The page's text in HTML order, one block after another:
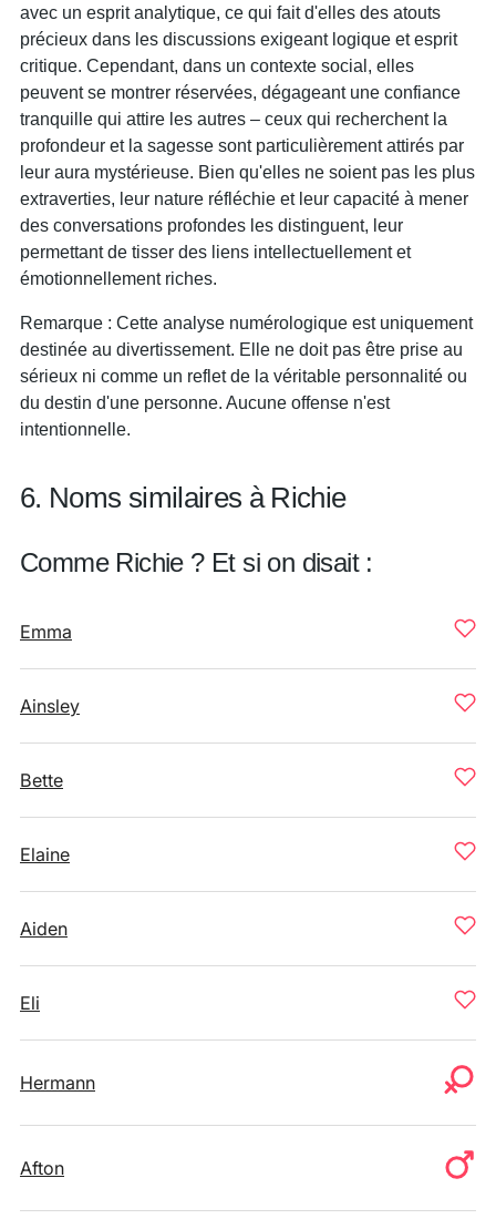
avec un esprit analytique, ce qui fait d'elles des atouts
précieux dans les discussions exigeant logique et esprit
critique. Cependant, dans un contexte social, elles
peuvent se montrer réservées, dégageant une confiance
tranquille qui attire les autres – ceux qui recherchent la
profondeur et la sagesse sont particulièrement attirés par
leur aura mystérieuse. Bien qu'elles ne soient pas les plus
extraverties, leur nature réfléchie et leur capacité à mener
des conversations profondes les distinguent, leur
permettant de tisser des liens intellectuellement et
émotionnellement riches.
Remarque : Cette analyse numérologique est uniquement
destinée au divertissement. Elle ne doit pas être prise au
sérieux ni comme un reflet de la véritable personnalité ou
du destin d'une personne. Aucune offense n'est
intentionnelle.
6. Noms similaires à Richie
Comme Richie ? Et si on disait :
Emma
Ainsley
Bette
Elaine
Aiden
Eli
Hermann
Afton